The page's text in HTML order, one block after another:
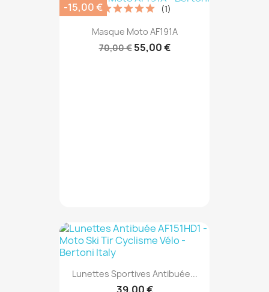
Masque Moto AF191A
70,00 € 55,00 €
(1)
-15,00 €
Lunettes Sportives Antibuée...